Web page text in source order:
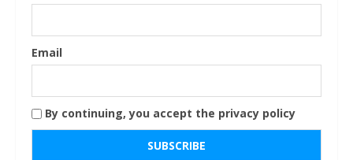
Email
By continuing, you accept the privacy policy